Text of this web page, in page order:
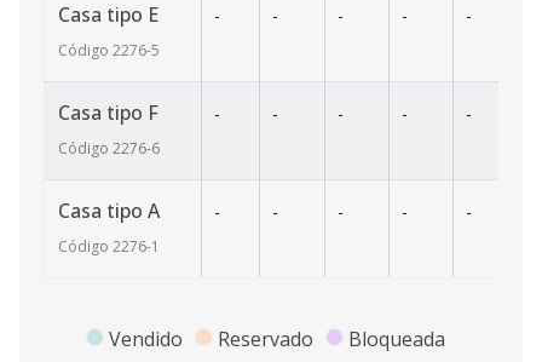
Casa tipo E
Código 2276-5
- - - - -
Casa tipo F
Código 2276-6
- - - - -
Casa tipo A
Código 2276-1
- - - - -
Vendido Reservado Bloqueada